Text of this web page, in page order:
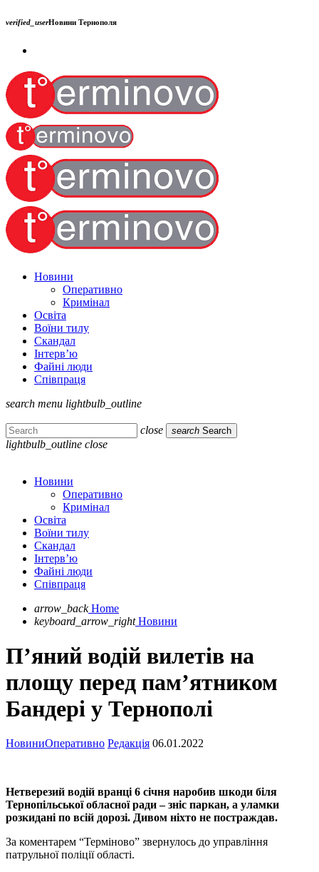
verified_userНовини Тернополя
Новини
Оперативно
Кримінал
Освіта
Воїни тилу
Скандал
Інтерв’ю
Файні люди
Співпраця
search menu lightbulb_outline
close search Search
lightbulb_outline close
Новини
Оперативно
Кримінал
Освіта
Воїни тилу
Скандал
Інтерв’ю
Файні люди
Співпраця
arrow_back Home
keyboard_arrow_right Новини
П’яний водій вилетів на
площу перед пам’ятником
Бандері у Тернополі
НовиниОперативно Редакція 06.01.2022
Нетверезий водій вранці 6 січня наробив шкоди біля
Тернопільської обласної ради – зніс паркан, а уламки
розкидані по всій дорозі. Дивом ніхто не постраждав.
За коментарем “Терміново” звернулось до управління
патрульної поліції області.